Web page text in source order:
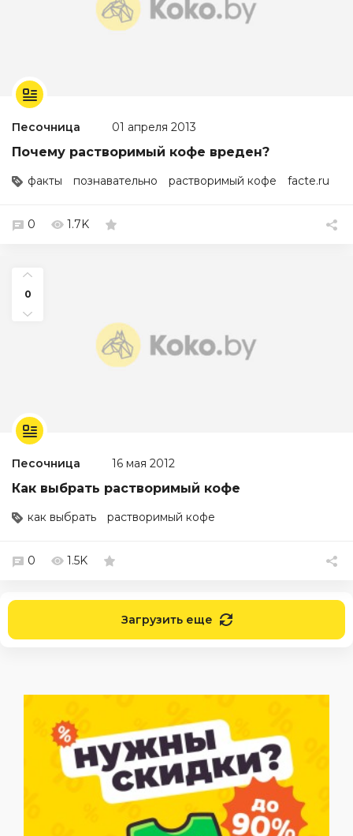
Песочница 01 апреля 2013
Почему растворимый кофе вреден?
факты познавательно растворимый кофе facte.ru
0 1.7K
0
Песочница 16 мая 2012
Как выбрать растворимый кофе
как выбрать растворимый кофе
0 1.5K
Загрузить еще